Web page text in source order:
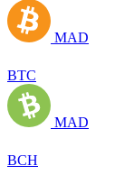
MAD
BTC
MAD
BCH